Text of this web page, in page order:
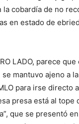
la cobardía de no
en estado de
LADO, parece
mantuvo ajeno a
para irse directo
presa está al tope
que se presentó